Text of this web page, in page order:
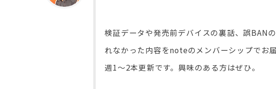
検証データや発売前デバイスの裏話、誤BAN
れなかった内容をnoteのメンバーシップでお
週1〜2本更新です。興味のある方はぜひ。